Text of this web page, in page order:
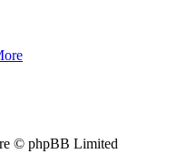
© phpBB Limited